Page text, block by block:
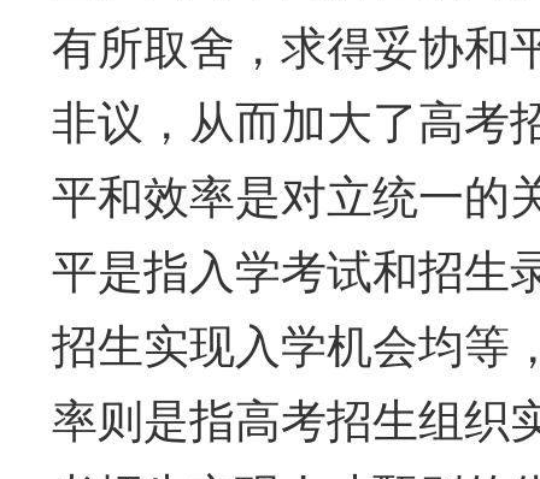
有所取舍，求得妥协和
非议，从而加大了高考
平和效率是对立统一的
平是指入学考试和招生
招生实现入学机会均等
率则是指高考招生组织